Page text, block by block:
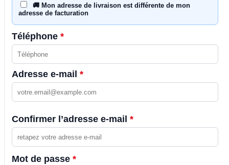
🚚 Mon adresse de livraison est différente de mon
adresse de facturation
Téléphone *
Adresse e-mail *
Confirmer l’adresse e-mail *
Mot de passe *